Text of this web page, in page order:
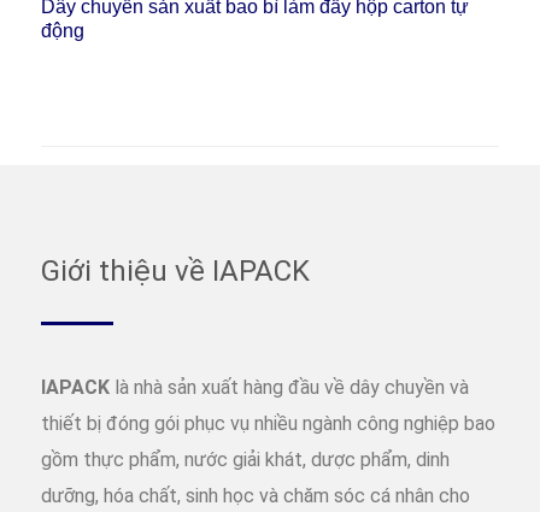
Dây chuyền sản xuất bao bì làm đầy hộp carton tự
động
Giới thiệu về IAPACK
IAPACK là nhà sản xuất hàng đầu về dây chuyền và
thiết bị đóng gói phục vụ nhiều ngành công nghiệp bao
gồm thực phẩm, nước giải khát, dược phẩm, dinh
dưỡng, hóa chất, sinh học và chăm sóc cá nhân cho